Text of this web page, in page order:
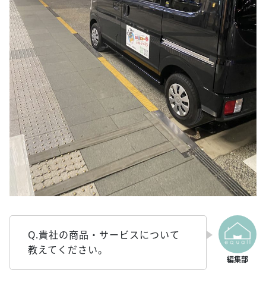
Q.貴社の商品・サービスについて
教えてください。